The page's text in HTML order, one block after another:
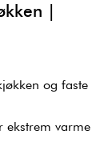
|
og faste
varme